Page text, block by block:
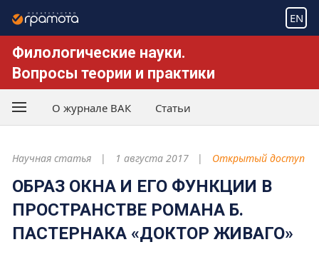
EN
Филологические науки.
Вопросы теории и практики
О журнале ВАК Статьи
Научная статья 1 августа 2017 Открытый доступ
ОБРАЗ ОКНА И ЕГО ФУНКЦИИ В
ПРОСТРАНСТВЕ РОМАНА Б.
ПАСТЕРНАКА «ДОКТОР ЖИВАГО»